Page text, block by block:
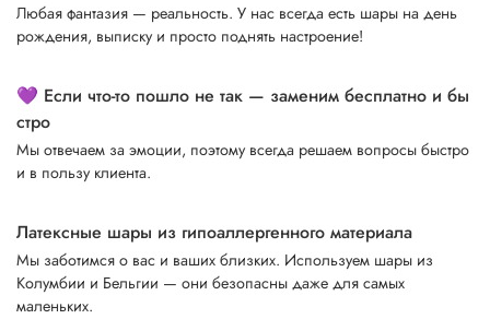
Любая фантазия — реальность. У нас всегда есть шары на день
рождения, выписку и просто поднять настроение!
💜 Если что-то пошло не так — заменим бесплатно и бы
стро
Мы отвечаем за эмоции, поэтому всегда решаем вопросы быстро
и в пользу клиента.
Латексные шары из гипоаллергенного материала
Мы заботимся о вас и ваших близких. Используем шары из
Колумбии и Бельгии — они безопасны даже для самых
маленьких.